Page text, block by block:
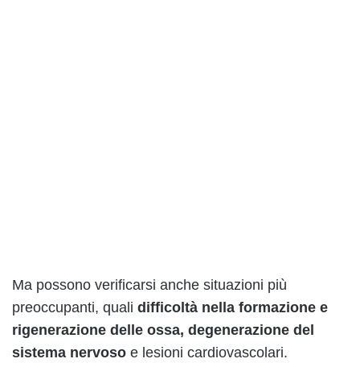
Ma possono verificarsi anche situazioni più
preoccupanti, quali difficoltà nella formazione e
rigenerazione delle ossa, degenerazione del
sistema nervoso e lesioni cardiovascolari.